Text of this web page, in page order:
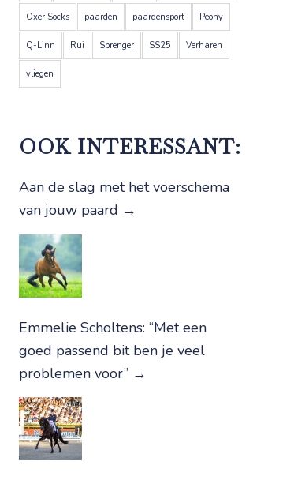
Oxer Socks paarden paardensport Peony
Q-Linn Rui Sprenger SS25 Verharen
vliegen
OOK INTERESSANT:
Aan de slag met het voerschema
van jouw paard →
Emmelie Scholtens: “Met een
goed passend bit ben je veel
problemen voor” →